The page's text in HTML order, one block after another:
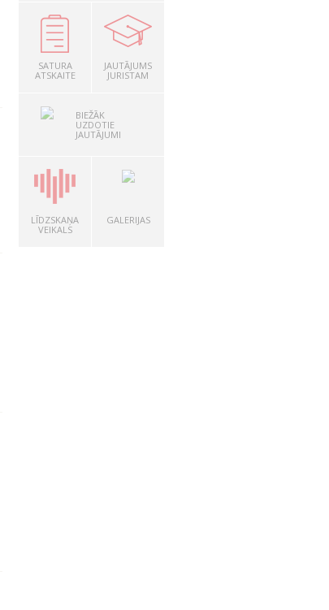
SATURA
ATSKAITE
JAUTĀJUMS
JURISTAM
BIEŽĀK
UZDOTIE
JAUTĀJUMI
LĪDZSKAŅA
VEIKALS
GALERIJAS